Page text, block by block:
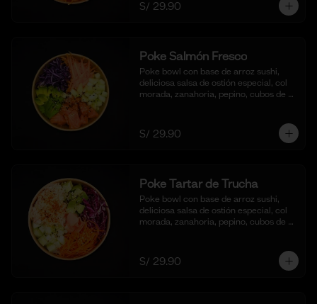
S/ 29.90
Poke Salmón Fresco
Poke bowl con base de arroz sushi,
deliciosa salsa de ostión especial, col
morada, zanahoria, pepino, cubos de
S/ 29.90
Poke Tartar de Trucha
Poke bowl con base de arroz sushi,
deliciosa salsa de ostión especial, col
morada, zanahoria, pepino, cubos de
S/ 29.90